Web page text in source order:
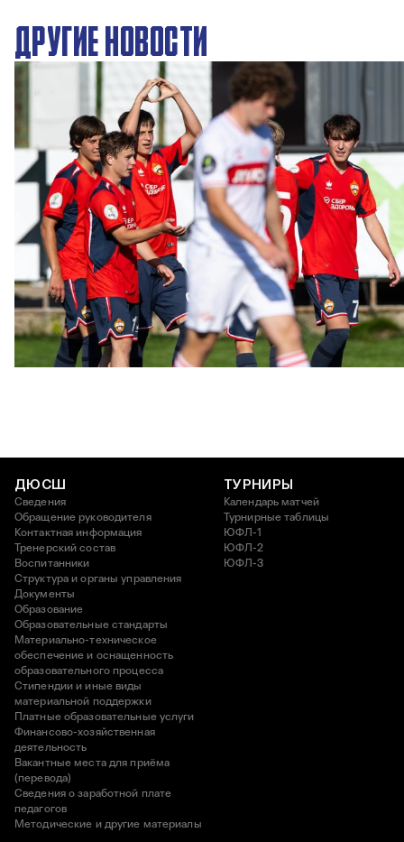
ДРУГИЕ НОВОСТИ
ЮФЛ: Московское дерби на «Октябре»
3 АВГУСТА 2026 14:15
ДЮСШ
Сведения
Обращение руководителя
Контактная информация
Тренерский состав
Воспитанники
Структура и органы управления
Документы
Образование
Образовательные стандарты
Материально-техническое
обеспечение и оснащенность
образовательного процесса
Стипендии и иные виды
материальной поддержки
Платные образовательные услуги
Финансово-хозяйственная
деятельность
Вакантные места для приёма
(перевода)
Сведения о заработной плате
педагогов
Методические и другие материалы
ТУРНИРЫ
Календарь матчей
Турнирные таблицы
ЮФЛ-1
ЮФЛ-2
ЮФЛ-3